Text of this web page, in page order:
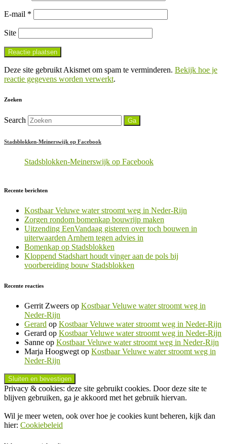
E-mail *
Site
Deze site gebruikt Akismet om spam te verminderen. Bekijk hoe je
reactie gegevens worden verwerkt.
Zoeken
Search
Stadsblokken-Meinerswijk op Facebook
Stadsblokken-Meinerswijk op Facebook
Recente berichten
Kostbaar Veluwe water stroomt weg in Neder-Rijn
Zorgen rondom bomenkap bouwrijp maken
Uitzending EenVandaag gisteren over toch bouwen in
uiterwaarden Arnhem tegen advies in
Bomenkap op Stadsblokken
Kloppend Stadshart houdt vinger aan de pols bij
voorbereiding bouw Stadsblokken
Recente reacties
Gerrit Zweers op Kostbaar Veluwe water stroomt weg in
Neder-Rijn
Gerard op Kostbaar Veluwe water stroomt weg in Neder-Rijn
Gerard op Kostbaar Veluwe water stroomt weg in Neder-Rijn
Sanne op Kostbaar Veluwe water stroomt weg in Neder-Rijn
Marja Hoogwegt op Kostbaar Veluwe water stroomt weg in
Neder-Rijn
Privacy & cookies: deze site gebruikt cookies. Door deze site te
blijven gebruiken, ga je akkoord met het gebruik hiervan.
Wil je meer weten, ook over hoe je cookies kunt beheren, kijk dan
hier: Cookiebeleid